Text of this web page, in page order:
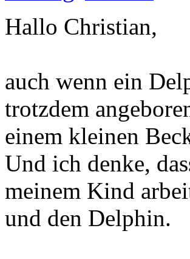
Hallo Christian,
auch wenn ein
trotzdem
einem kleinen
Und ich denke,
meinem Kind
und den Delphin.